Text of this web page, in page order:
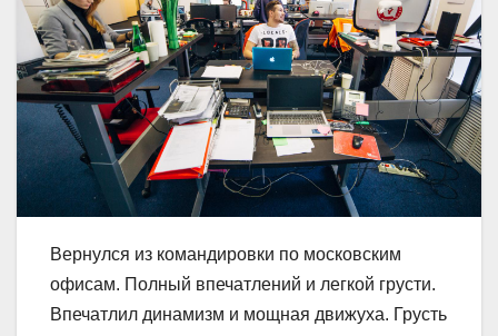
Вернулся из командировки по московским
офисам. Полный впечатлений и легкой грусти.
Впечатлил динамизм и мощная движуха. Грусть